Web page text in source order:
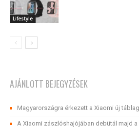
Lifestyle
AJÁNLOTT BEJEGYZÉSEK
Magyarországra érkezett a Xiaomi új
A Xiaomi zászlóshajójában debütál majd a